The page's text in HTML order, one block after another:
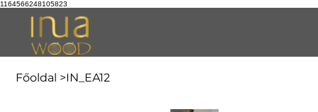
1164566248105823
Főoldal >IN_EA12